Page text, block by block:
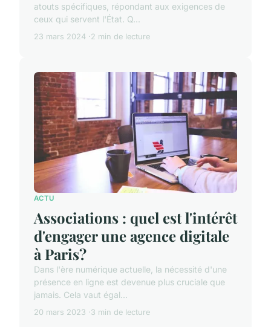
atouts spécifiques, répondant aux exigences de
ceux qui servent l'État. Q...
23 mars 2024 2 min de lecture
ACTU
Associations : quel est l'intérêt
d'engager une agence digitale
à Paris?
Dans l'ère numérique actuelle, la nécessité d'une
présence en ligne est devenue plus cruciale que
jamais. Cela vaut égal...
20 mars 2023 3 min de lecture